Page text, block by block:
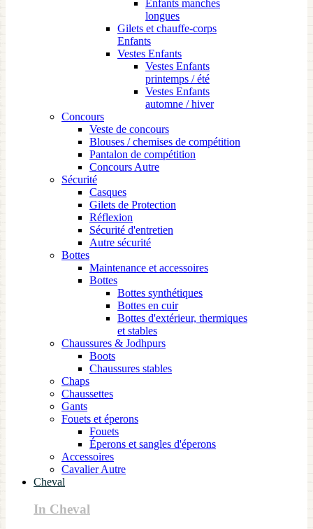
Enfants manches
longues
Gilets et chauffe-corps
Enfants
Vestes Enfants
Vestes Enfants
printemps / été
Vestes Enfants
automne / hiver
Concours
Veste de concours
Blouses / chemises de compétition
Pantalon de compétition
Concours Autre
Sécurité
Casques
Gilets de Protection
Réflexion
Sécurité d'entretien
Autre sécurité
Bottes
Maintenance et accessoires
Bottes
Bottes synthétiques
Bottes en cuir
Bottes d'extérieur, thermiques
et stables
Chaussures & Jodhpurs
Boots
Chaussures stables
Chaps
Chaussettes
Gants
Fouets et éperons
Fouets
Éperons et sangles d'éperons
Accessoires
Cavalier Autre
Cheval
In Cheval